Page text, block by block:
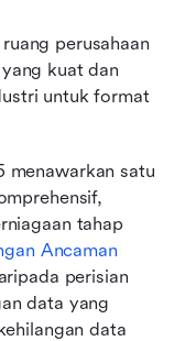
perusahaan
kuat dan
untuk format
satu
tahap
Ancaman
perisian
data yang
data